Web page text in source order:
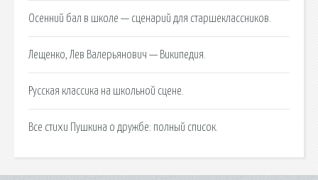
Осенний бал в школе — сценарий для старшеклассников.
Лещенко, Лев Валерьянович — Википедия.
Русская классика на школьной сцене.
Все стихи Пушкина о дружбе: полный список.